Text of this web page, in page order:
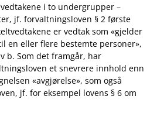
i to undergrupper –
jf. forvaltningsloven § 2 første
er vedtak som «gjelder
en eller flere bestemte personer»,
b. Som det framgår, har
et snevrere innhold enn
«avgjørelse», som også
jf. for eksempel lovens § 6 om